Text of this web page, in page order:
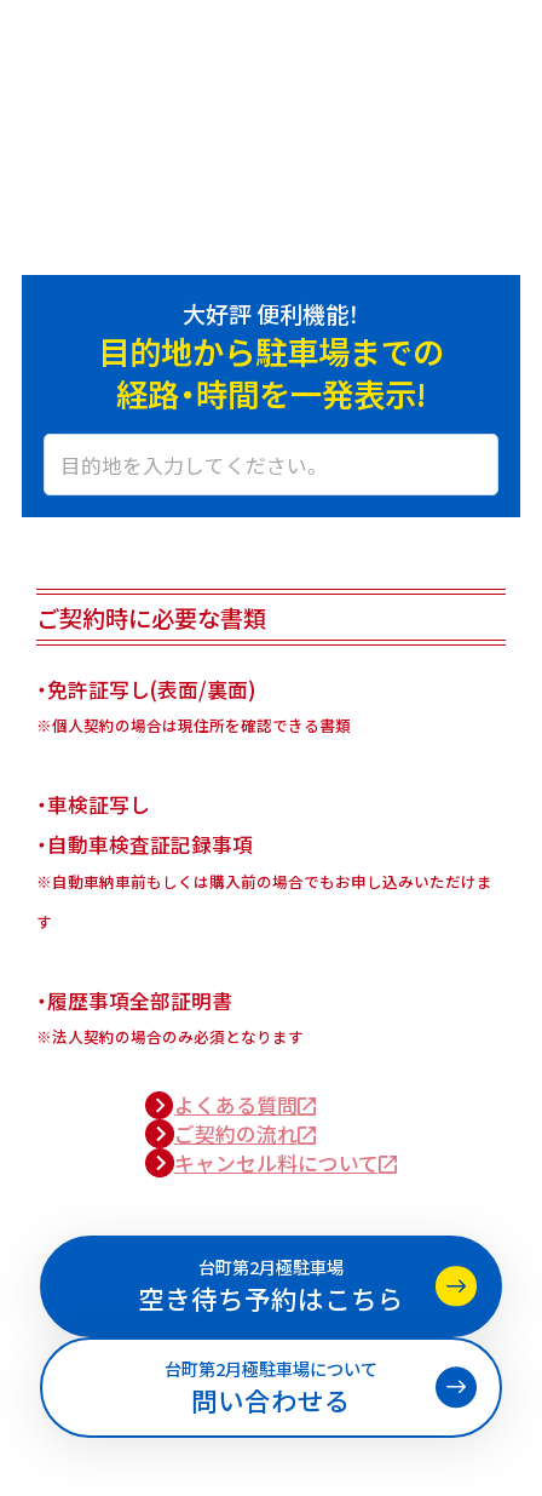
大好評 便利機能！
目的地から駐車場までの
経路・時間を一発表示!
ご契約時に必要な書類
・免許証写し(表面/裏面)
※個人契約の場合は現住所を確認できる書類
・車検証写し
・自動車検査証記録事項
※自動車納車前もしくは購入前の場合でもお申し込みいただけま
す
・履歴事項全部証明書
※法人契約の場合のみ必須となります
よくある質問
ご契約の流れ
キャンセル料について
台町第2月極駐車場
空き待ち予約はこちら
台町第2月極駐車場について
問い合わせる